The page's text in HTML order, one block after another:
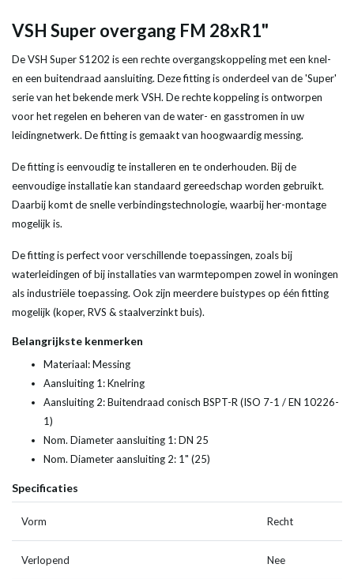
VSH Super overgang FM 28xR1"
De VSH Super S1202 is een rechte overgangskoppeling met een knel-
en een buitendraad aansluiting. Deze fitting is onderdeel van de 'Super'
serie van het bekende merk VSH. De rechte koppeling is ontworpen
voor het regelen en beheren van de water- en gasstromen in uw
leidingnetwerk. De fitting is gemaakt van hoogwaardig messing.
De fitting is eenvoudig te installeren en te onderhouden. Bij de
eenvoudige installatie kan standaard gereedschap worden gebruikt.
Daarbij komt de snelle verbindingstechnologie, waarbij her-montage
mogelijk is.
De fitting is perfect voor verschillende toepassingen, zoals bij
waterleidingen of bij installaties van warmtepompen zowel in woningen
als industriële toepassing. Ook zijn meerdere buistypes op één fitting
mogelijk (koper, RVS & staalverzinkt buis).
Belangrijkste kenmerken
Materiaal: Messing
Aansluiting 1: Knelring
Aansluiting 2: Buitendraad conisch BSPT-R (ISO 7-1 / EN 10226-
1)
Nom. Diameter aansluiting 1: DN 25
Nom. Diameter aansluiting 2: 1" (25)
Specificaties
Vorm Recht
Verlopend Nee